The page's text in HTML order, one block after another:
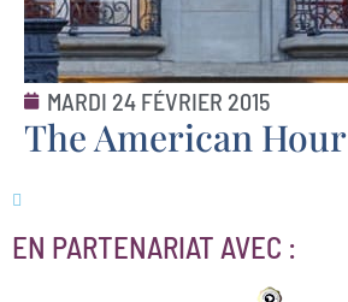
MARDI 24 FÉVRIER 2015
The American Hour
EN PARTENARIAT AVEC :